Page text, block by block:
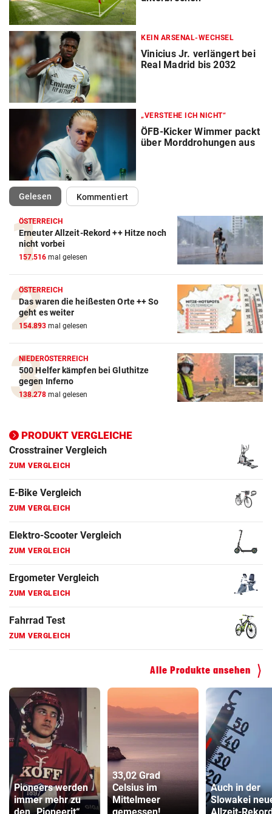
KEIN ARSENAL-WECHSEL
Vinicius Jr. verlängert bei
Real Madrid bis 2032
„VERSTEHE ICH NICHT“
ÖFB-Kicker Wimmer packt
über Morddrohungen aus
Gelesen(ausgewählt)Kommentiert
ÖSTERREICH
Erneuter Allzeit-Rekord ++ Hitze noch
nicht vorbei
157.516 mal gelesen
ÖSTERREICH
Das waren die heißesten Orte ++ So
geht es weiter
154.893 mal gelesen
NIEDERÖSTERREICH
500 Helfer kämpfen bei Gluthitze
gegen Inferno
138.278 mal gelesen
PRODUKT VERGLEICHE
Action-Cam Vergleich
ZUM VERGLEICH
Crosstrainer Vergleich
ZUM VERGLEICH
E-Bike Vergleich
ZUM VERGLEICH
Elektro-Scooter Vergleich
Ergometer Vergleich
ZUM VERGLEICH
ZUM VERGLEICH
ZUM VERGLEICH
ZUM VERGLEICH
ZUM VERGLEICH
Alle Produkte ansehen
Pioneers werden
immer mehr zu
33,02 Grad
Celsius im
Mittelmeer
Auch in der
Slowakei